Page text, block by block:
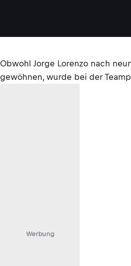
Obwohl Jorge Lorenzo nach
gewöhnen, wurde bei der
Werbung